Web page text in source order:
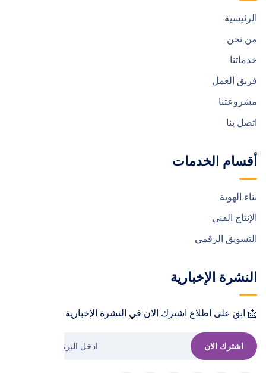
الرئيسية
من نحن
خدماتنا
فريق العمل
مشروعتنا
اتصل بنا
أقسام الخدمات
بناء الهوية
الإنتاج الفني
التسويق الرقمي
النشرة الإخبارية
📩 ابقَ على اطلاع اشترك الان في النشرة الإخبارية !📩
اشترك الان